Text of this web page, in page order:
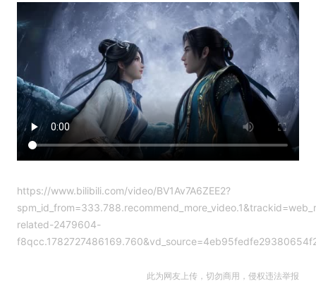
https://www.bilibili.com/video/BV1Av7A6ZEE2?
related-2479604-
此为网友上传，切勿商用，侵权违法举报